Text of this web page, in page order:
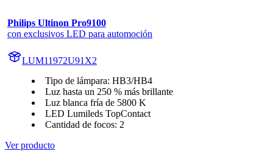
Philips Ultinon Pro9100
con exclusivos LED para automoción
LUM11972U91X2
Tipo de lámpara: HB3/HB4
Luz hasta un 250 % más brillante
Luz blanca fría de 5800 K
LED Lumileds TopContact
Cantidad de focos: 2
Ver producto